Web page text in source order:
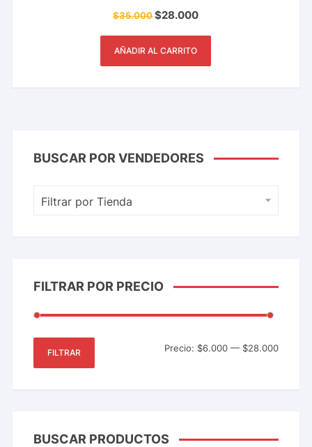
$35.000$28.000
AÑADIR AL CARRITO
BUSCAR POR VENDEDORES
Filtrar por Tienda
FILTRAR POR PRECIO
FILTRAR Precio: $6.000— $28.000
BUSCAR PRODUCTOS